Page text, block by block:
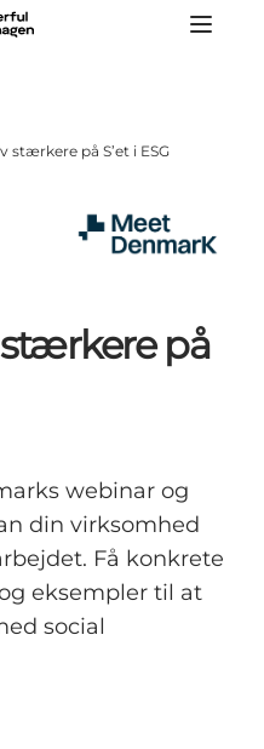
stærkere på S’et i ESG
på
webinar og
din virksomhed
Få konkrete
eksempler til at
social